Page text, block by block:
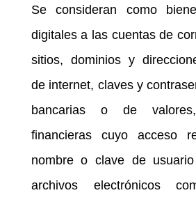
Se consideran como
digitales a las cuentas de
sitios, dominios y
de internet, claves y
bancarias o de valores,
financieras cuyo acceso
nombre o clave de
archivos electrónicos